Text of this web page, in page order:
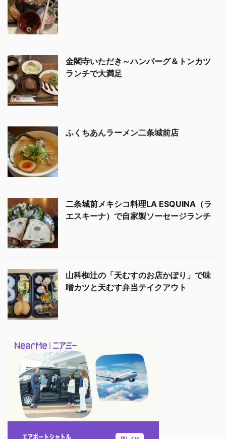
金閣寺いただき～ハンバーグ＆トンカツ
ランチで大満足
ふくちあんラーメン二条城前店
二条城前メキシコ料理LA ESQUINA（ラ
エスキーナ）で自家製ソーセージランチ
山科椥辻の「天むすのお店かぽり」で味
噌カツと天むす弁当テイクアウト